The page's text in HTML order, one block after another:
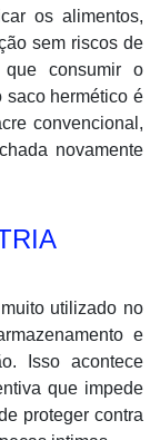
os alimentos,
sem riscos de
consumir o
saco hermético é
convencional,
novamente
utilizado no
e
Isso acontece
que impede
proteger contra